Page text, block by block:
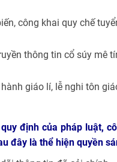
công khai quy chế
thông tin cổ súy mê
giáo lí, lễ nghi tôn
định của pháp luật,
đây là thể hiện quyền